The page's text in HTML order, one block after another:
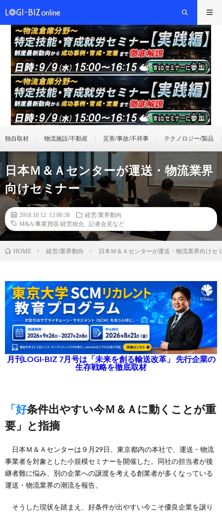
独自取材 物流施設/不動産 災害/事故/不祥事 テクノロジー/製品
日本Ｍ＆Ａセンターが運送・物流業界
向けセミナー
2018.10.12 13:00:38
経営/業界動向
M&A/事業買収/経営統合
記者会見など
HOME 経営/業界動向 日本Ｍ＆Ａセンターが運送・物流業界向けセ
月刊LOGI-BIZ 7月号は「未来を創る輸送改革」 先行企業の
生存戦略を徹底取材
「好条件出やすい今Ｍ＆Ａに動くことが重
要」と指摘
日本Ｍ＆Ａセンターは９月29日、東京都内の本社で、運送・物流
事業者を対象とした小規模セミナーを開催した。同社の担当者が後
継者難に悩み、別の企業への譲渡を考える創業者が多くなっている
運送・物流業界の潮流を報告。
そうした現状を踏まえ、好条件が出やすい今こそ優良企業を譲り